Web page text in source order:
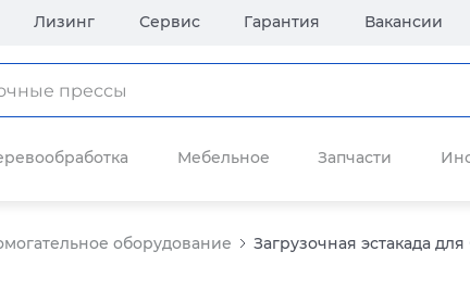
Лизинг Сервис Гарантия Вакансии
Мебельное Запчасти
оборудование Загрузочная эстакада